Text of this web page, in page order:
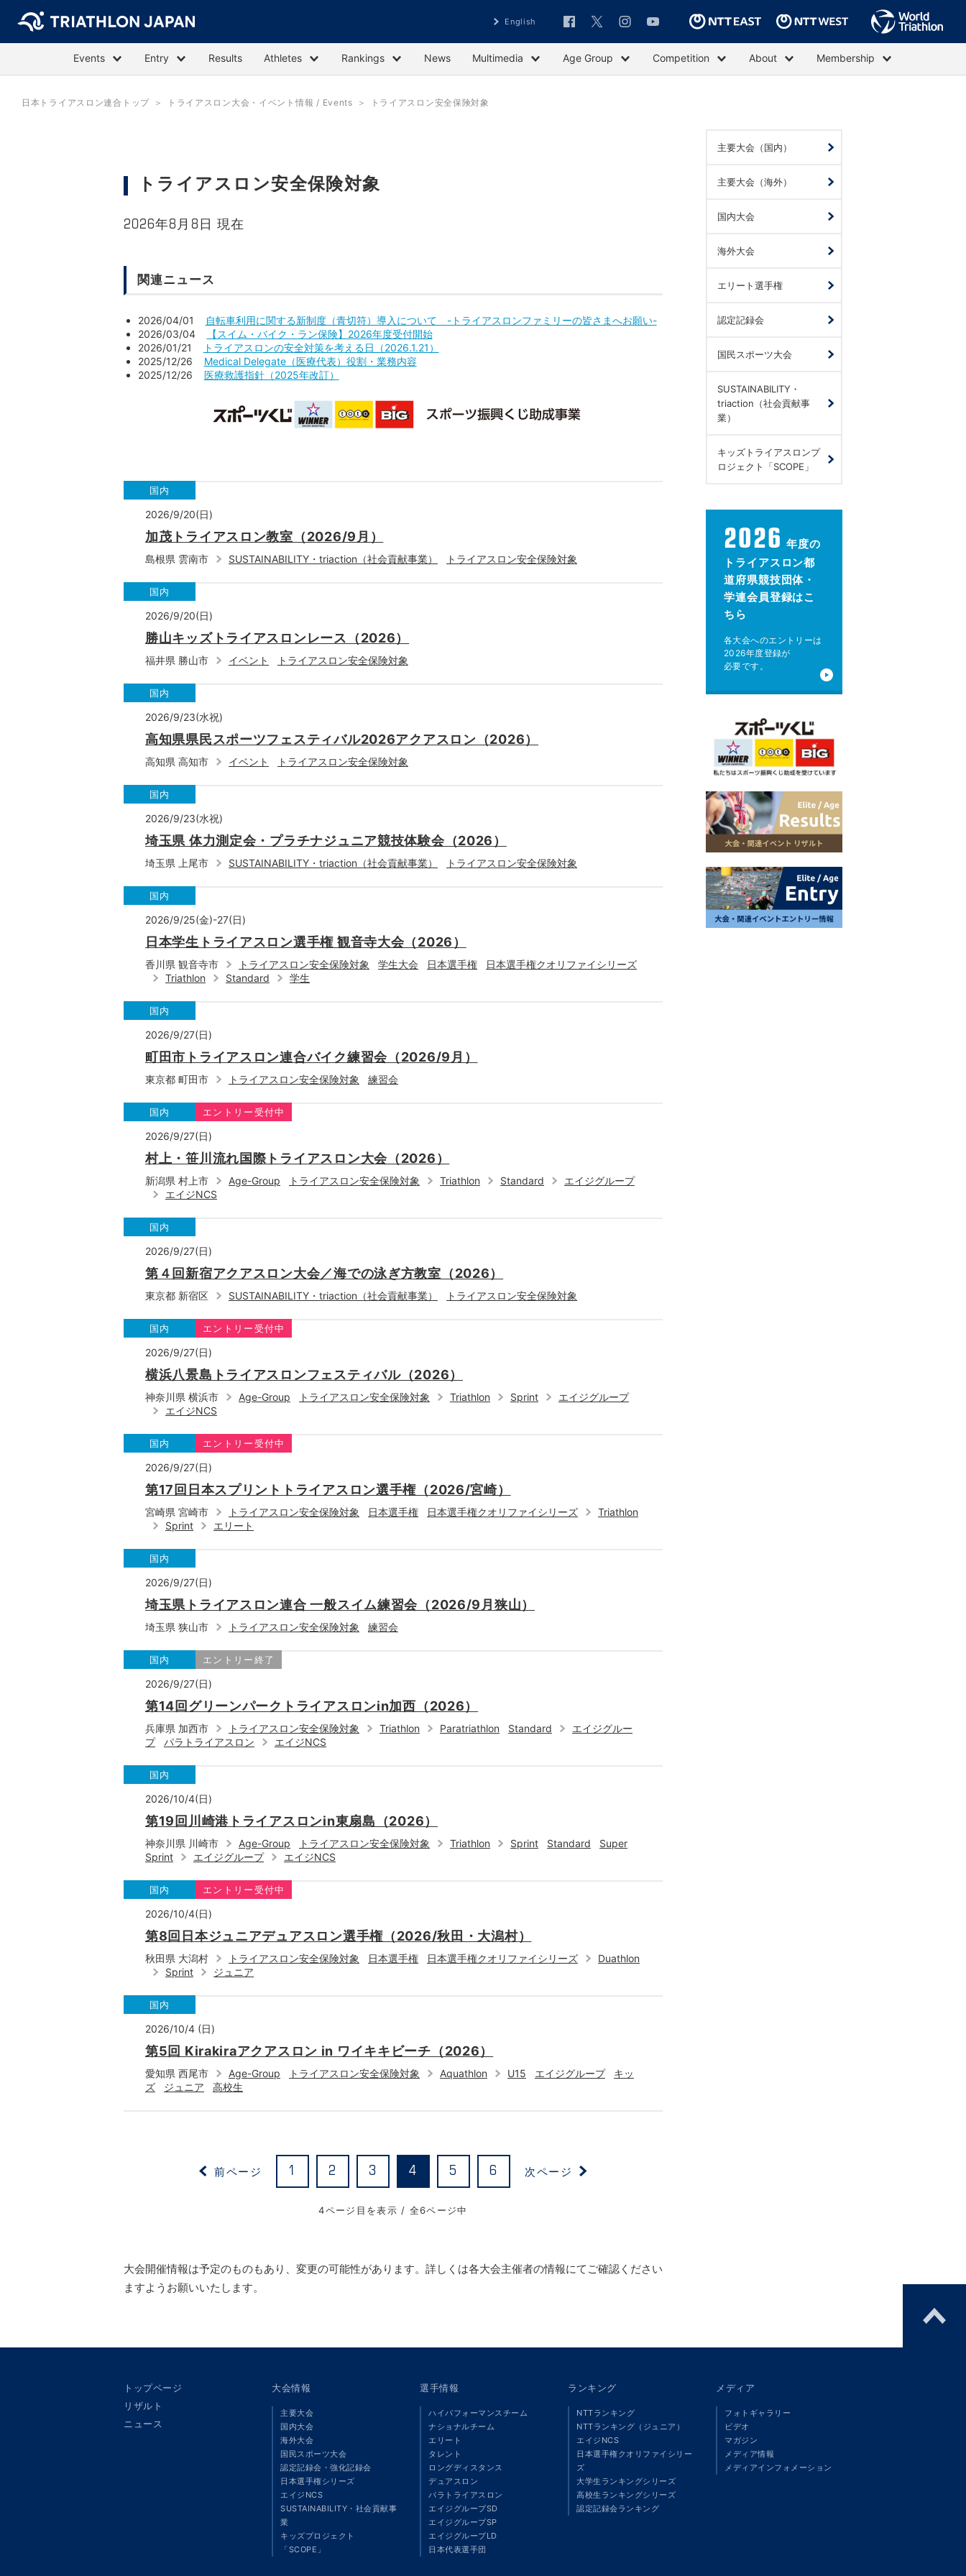
English
Events Entry Results Athletes Rankings News Multimedia Age Group Competition About Membership
日本トライアスロン連合トップ トライアスロン大会・イベント情報 / Events トライアスロン安全保険対象
トライアスロン安全保険対象
2026年8月8日 現在
関連ニュース
2026/04/01
自転車利用に関する新制度（青切符）導入について -トライアスロンファミリーの皆さまへお願い-
2026/03/04
【スイム・バイク・ラン保険】2026年度受付開始
2026/01/21
トライアスロンの安全対策を考える日（2026.1.21）
2025/12/26
Medical Delegate（医療代表）役割・業務内容
2025/12/26
医療救護指針（2025年改訂）
国内
2026/9/20(日)
加茂トライアスロン教室（2026/9月）
島根県 雲南市 SUSTAINABILITY・triaction（社会貢献事業） トライアスロン安全保険対象
国内
2026/9/20(日)
勝山キッズトライアスロンレース（2026）
福井県 勝山市 イベント トライアスロン安全保険対象
国内
2026/9/23(水祝)
高知県県民スポーツフェスティバル2026アクアスロン（2026）
高知県 高知市 イベント トライアスロン安全保険対象
国内
2026/9/23(水祝)
埼玉県 体力測定会・プラチナジュニア競技体験会（2026）
埼玉県 上尾市 SUSTAINABILITY・triaction（社会貢献事業） トライアスロン安全保険対象
国内
2026/9/25(金)-27(日)
日本学生トライアスロン選手権 観音寺大会（2026）
香川県 観音寺市 トライアスロン安全保険対象 学生大会 日本選手権
日本選手権クオリファイシリーズ
Triathlon
Standard 学生
国内
2026/9/27(日)
町田市トライアスロン連合バイク練習会（2026/9月）
東京都 町田市 トライアスロン安全保険対象 練習会
国内 エントリー受付中
2026/9/27(日)
村上・笹川流れ国際トライアスロン大会（2026）
新潟県 村上市 Age-Group トライアスロン安全保険対象 Triathlon Standard
エイジグループ
エイジNCS
国内
2026/9/27(日)
第４回新宿アクアスロン大会／海での泳ぎ方教室（2026）
東京都 新宿区 SUSTAINABILITY・triaction（社会貢献事業） トライアスロン安全保険対象
国内 エントリー受付中
2026/9/27(日)
横浜八景島トライアスロンフェスティバル（2026）
神奈川県 横浜市 Age-Group トライアスロン安全保険対象 Triathlon Sprint
エイジグループ
エイジNCS
国内 エントリー受付中
2026/9/27(日)
第17回日本スプリントトライアスロン選手権（2026/宮崎）
宮崎県 宮崎市 トライアスロン安全保険対象 日本選手権 日本選手権クオリファイシリーズ
Triathlon
Sprint
エリート
国内
2026/9/27(日)
埼玉県トライアスロン連合 一般スイム練習会（2026/9月狭山）
埼玉県 狭山市 トライアスロン安全保険対象 練習会
国内 エントリー終了
2026/9/27(日)
第14回グリーンパークトライアスロンin加西（2026）
兵庫県 加西市 トライアスロン安全保険対象 Triathlon Paratriathlon Standard
エイジグルー
プ
パラトライアスロン エイジNCS
国内
2026/10/4(日)
第19回川崎港トライアスロンin東扇島（2026）
神奈川県 川崎市 Age-Group トライアスロン安全保険対象 Triathlon Sprint Standard
Super
Sprint
エイジグループ エイジNCS
国内 エントリー受付中
2026/10/4(日)
第8回日本ジュニアデュアスロン選手権（2026/秋田・大潟村）
秋田県 大潟村 トライアスロン安全保険対象 日本選手権 日本選手権クオリファイシリーズ
Duathlon
Sprint
ジュニア
国内
2026/10/4 (日)
第5回 Kirakiraアクアスロン in ワイキキビーチ（2026）
愛知県 西尾市 Age-Group トライアスロン安全保険対象 Aquathlon U15 エイジグループ
キッ
ズ
ジュニア 高校生
4ページ目を表示 / 全6ページ中
前ページ 1 2 3 4 5 6 次ページ
大会開催情報は予定のものもあり、変更の可能性があります。詳しくは各大会主催者の情報にてご確認ください
ますようお願いいたします。
主要大会（国内）
主要大会（海外）
国内大会
海外大会
エリート選手権
認定記録会
国民スポーツ大会
SUSTAINABILITY・
triaction（社会貢献事
業）
キッズトライアスロンプ
ロジェクト「SCOPE」
2026 年度の
トライアスロン都
道府県競技団体・
学連会員登録はこ
ちら
各大会へのエントリーは
2026年度登録が
必要です。
トップページ
リザルト
ニュース
大会情報
主要大会
国内大会
海外大会
国民スポーツ大会
認定記録会・強化記録会
日本選手権シリーズ
エイジNCS
SUSTAINABILITY・社会貢献事
業
キッズプロジェクト
「SCOPE」
選手情報
ハイパフォーマンスチーム
ナショナルチーム
エリート
タレント
ロングディスタンス
デュアスロン
パラトライアスロン
エイジグループSD
エイジグループSP
エイジグループLD
日本代表選手団
ランキング
NTTランキング
NTTランキング（ジュニア）
エイジNCS
日本選手権クオリファイシリー
ズ
大学生ランキングシリーズ
高校生ランキングシリーズ
認定記録会ランキング
メディア
フォトギャラリー
ビデオ
マガジン
メディア情報
メディアインフォメーション